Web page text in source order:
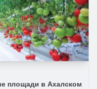
площади в Ахалском